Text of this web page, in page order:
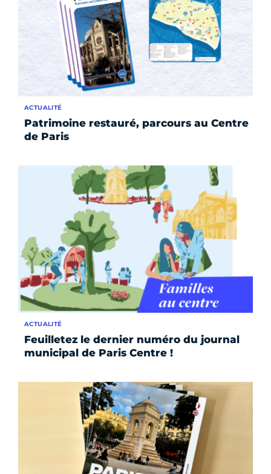
Patrimoine restauré, parcours au Centre
de Paris
ACTUALITÉ
Feuilletez le dernier numéro du journal
municipal de Paris Centre !
ACTUALITÉ